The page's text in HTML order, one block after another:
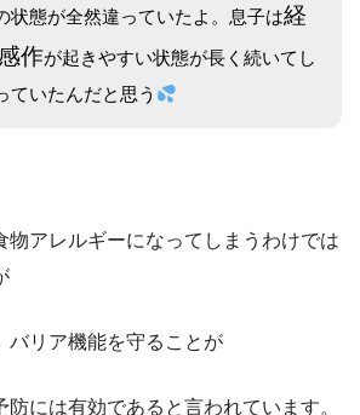
状態が全然違っていたよ。息子は経
作が起きやすい状態が長く続いてし
ていたんだと思う
物アレルギーになってしまうわけでは
バリア機能を守ることが
には有効であると言われています。